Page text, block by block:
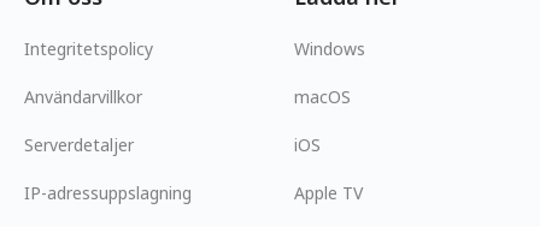
Integritetspolicy
Användarvillkor
Serverdetaljer
IP-adressuppslagning
Windows
macOS
iOS
Apple TV